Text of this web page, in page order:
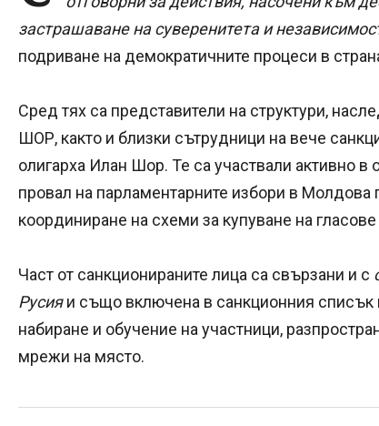
застрашаване на суверенитета и
подриване на демократичните процеси в
Сред тях са представители на структури,
ШОР, както и близки сътрудници на вече
олигарха Илан Шор. Те са участвали активно
провал на парламентарните избори в Молдова
координиране на схеми за купуване на
Част от санкционираните лица са свързани и с
Русияи също включена в санкционния списък
набиране и обучение на участници,
мрежи на място.